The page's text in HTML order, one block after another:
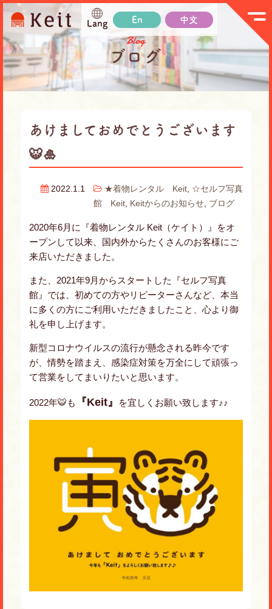
Lang En 中文
Blog
ブログ
あけましておめでとうございます
🐯🎍
2022.1.1 ★着物レンタル Keit ☆セルフ写真
館 Keit Keitからのお知らせ ブログ
2020年6月に『着物レンタル Keit（ケイト）』をオ
ープンして以来、国内外からたくさんのお客様にご
来店いただきました。
また、2021年9月からスタートした『セルフ写真
館』では、初めての方やリピーターさんなど、本当
に多くの方にご利用いただきましたこと、心より御
礼を申し上げます。
新型コロナウイルスの流行が懸念される昨今です
が、情勢を踏まえ、感染症対策を万全にして頑張っ
て営業をしてまいりたいと思います。
2022年🐯も 『Keit』 を宜しくお願い致します♪♪